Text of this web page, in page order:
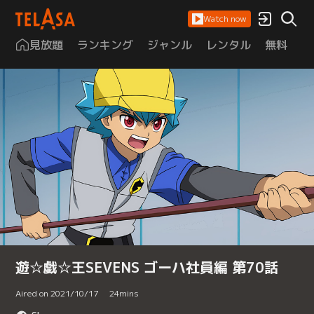
Watch now
見放題 ランキング ジャンル レンタル 無料
遊☆戯☆王SEVENS ゴーハ社員編 第70話
Aired on 2021/10/17 24mins